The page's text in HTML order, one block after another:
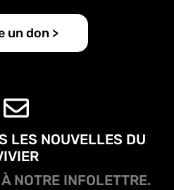
un don >
LES NOUVELLES DU
NOTRE INFOLETTRE.